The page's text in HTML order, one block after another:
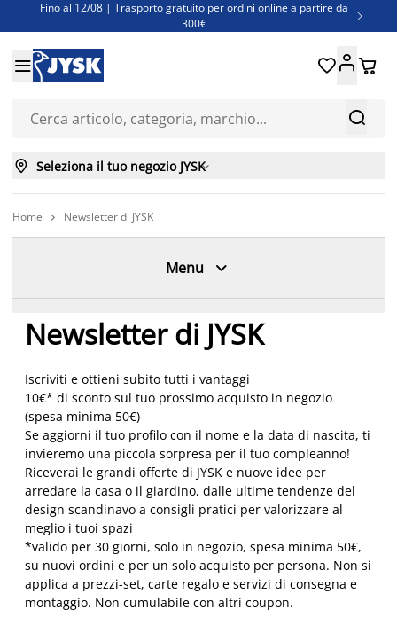
Fino al 12/08 | Trasporto gratuito per ordini online a partire da
300€

Super offerte d'estate | Oltre 1.500 articoli fino al 70%
Finanziamenti - Scegli il piano di rimborso più adatto a te


 
 Seleziona il tuo negozio JYSK
Home  Newsletter di JYSK
Menu 
Newsletter di JYSK
Iscriviti e ottieni subito tutti i vantaggi
10€* di sconto sul tuo prossimo acquisto in negozio
(spesa minima 50€)
Se aggiorni il tuo profilo con il nome e la data di nascita, ti
invieremo una piccola sorpresa per il tuo compleanno!
Riceverai le grandi offerte di JYSK e nuove idee per
arredare la casa o il giardino, dalle ultime tendenze del
design scandinavo a consigli pratici per valorizzare al
meglio i tuoi spazi
*valido per 30 giorni, solo in negozio, spesa minima 50€,
su nuovi ordini e per un solo acquisto per persona. Non si
applica a prezzi-set, carte regalo e servizi di consegna e
montaggio. Non cumulabile con altri coupon.